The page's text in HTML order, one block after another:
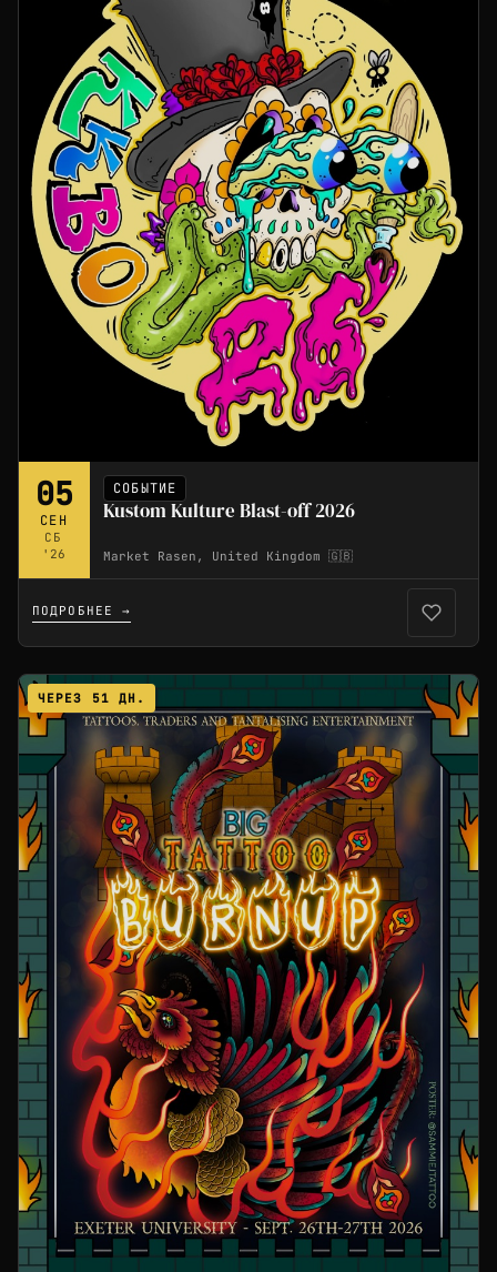
05
СЕН
СБ
'26
СОБЫТИЕ
Kustom Kulture Blast-off 2026
Market Rasen, United Kingdom 🇬🇧
ПОДРОБНЕЕ →
ЧЕРЕЗ 51 ДН.